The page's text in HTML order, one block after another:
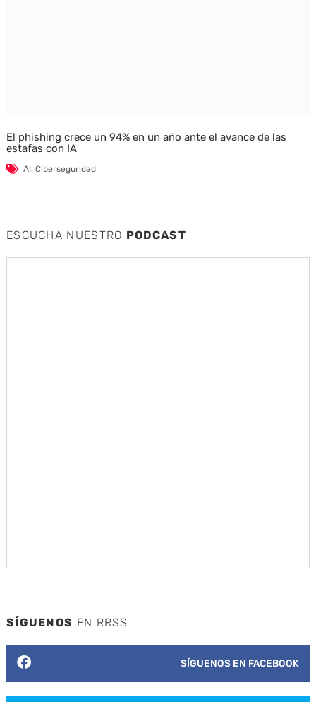
El phishing crece un 94% en un año ante el avance de las
estafas con IA
AI, Ciberseguridad
ESCUCHA NUESTRO PODCAST
SÍGUENOS EN RRSS
SÍGUENOS EN FACEBOOK